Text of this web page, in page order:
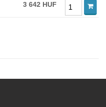
3 642 HUF